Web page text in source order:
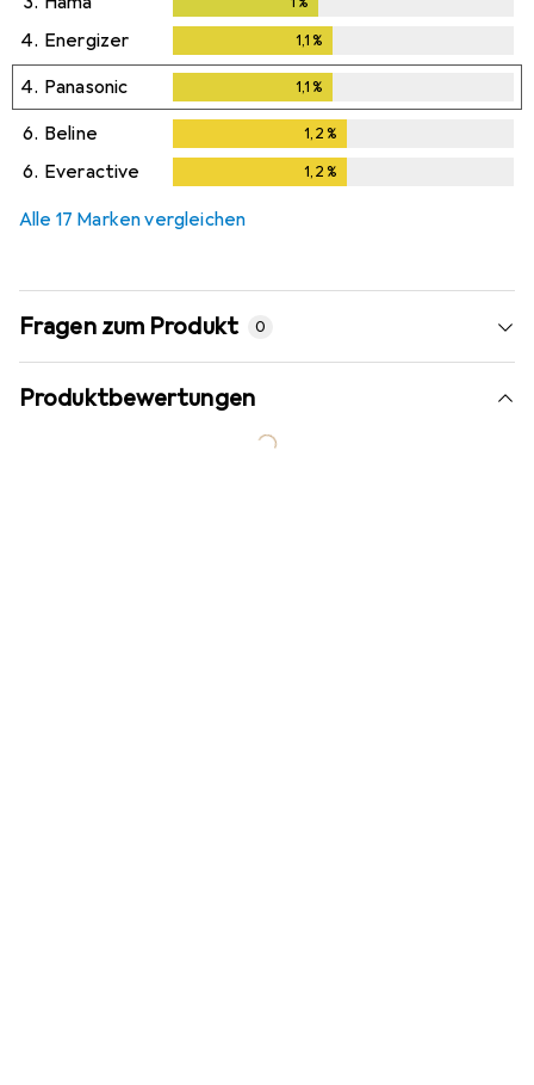
4. Energizer 1,1%
4. Panasonic 1,1%
6. Beline 1,2%
6. Everactive 1,2%
Alle 17 Marken vergleichen
Fragen zum Produkt 0
Produktbewertungen